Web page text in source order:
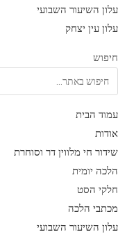
עלון השיעור השבועי
עלון עין יצחק
חיפוש
עמוד הבית
אודות
שידור חי מלווין דר וסוחרת
הלכה יומית
חלקי הסט
מכתבי הלכה
עלון השיעור השבועי